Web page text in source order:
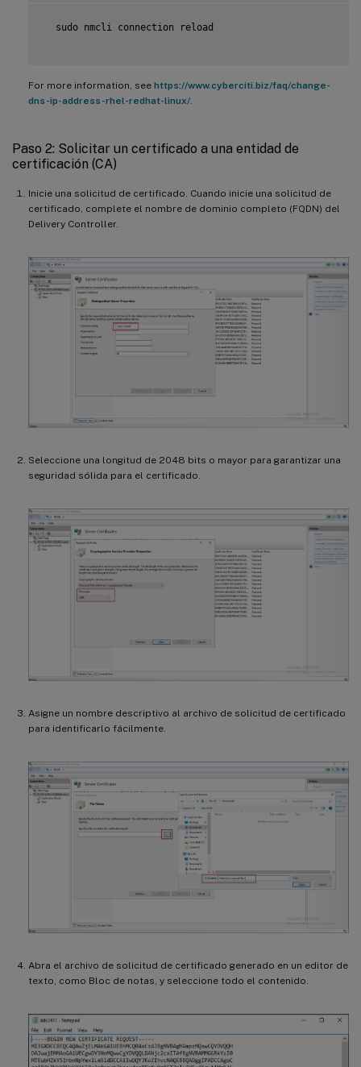
  sudo nmcli connection reload
For more information, see https://www.cyberciti.biz/faq/change-
dns-ip-address-rhel-redhat-linux/
Paso 2: Solicitar un certificado a una entidad de
certificación (CA)
Inicie una solicitud de certificado. Cuando inicie una solicitud de
certificado, complete el nombre de dominio completo (FQDN) del
Delivery Controller.
Seleccione una longitud de 2048 bits o mayor para garantizar una
seguridad sólida para el certificado.
Asigne un nombre descriptivo al archivo de solicitud de certificado
para identificarlo fácilmente.
Abra el archivo de solicitud de certificado generado en un editor de
texto, como Bloc de notas, y seleccione todo el contenido.